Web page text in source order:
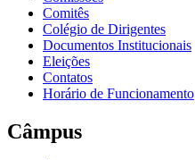
Comitês
Colégio de Dirigentes
Documentos Institucionais
Eleições
Contatos
Horário de Funcionamento
Câmpus